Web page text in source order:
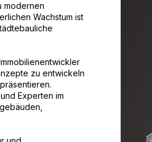
modernen
Wachstum ist
zu entwickeln
Experten im